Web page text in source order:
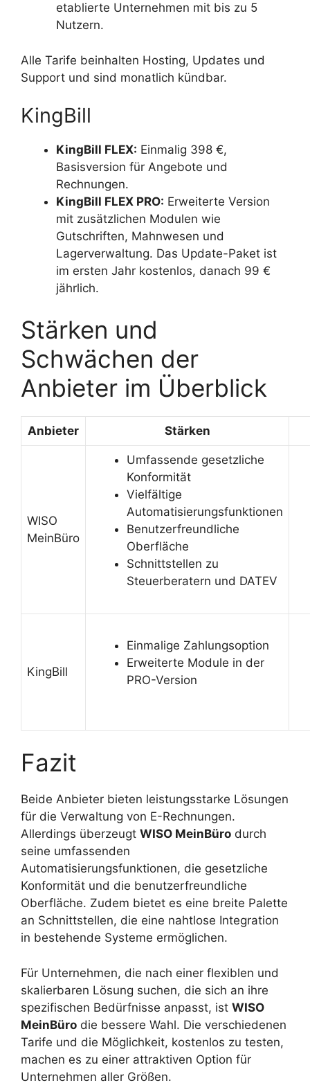
etablierte Unternehmen mit bis zu 5
Nutzern.
Alle Tarife beinhalten Hosting, Updates und
Support und sind monatlich kündbar.
KingBill
KingBill FLEX: Einmalig 398 €,
Basisversion für Angebote und
Rechnungen.
KingBill FLEX PRO: Erweiterte Version
mit zusätzlichen Modulen wie
Gutschriften, Mahnwesen und
Lagerverwaltung. Das Update-Paket ist
im ersten Jahr kostenlos, danach 99 €
jährlich.
Stärken und
Schwächen der
Anbieter im Überblick
Anbieter Stärken
WISO
MeinBüro
Umfassende gesetzliche
Konformität
Vielfältige
Automatisierungsfunktionen
Benutzerfreundliche
Oberfläche
Schnittstellen zu
Steuerberatern und DATEV
KingBill
Einmalige Zahlungsoption
Erweiterte Module in der
PRO-Version
Fazit
Beide Anbieter bieten leistungsstarke Lösungen
für die Verwaltung von E-Rechnungen.
Allerdings überzeugt WISO MeinBüro durch
seine umfassenden
Automatisierungsfunktionen, die gesetzliche
Konformität und die benutzerfreundliche
Oberfläche. Zudem bietet es eine breite Palette
an Schnittstellen, die eine nahtlose Integration
in bestehende Systeme ermöglichen.
Für Unternehmen, die nach einer flexiblen und
skalierbaren Lösung suchen, die sich an ihre
spezifischen Bedürfnisse anpasst, ist WISO
MeinBüro die bessere Wahl. Die verschiedenen
Tarife und die Möglichkeit, kostenlos zu testen,
machen es zu einer attraktiven Option für
Unternehmen aller Größen.